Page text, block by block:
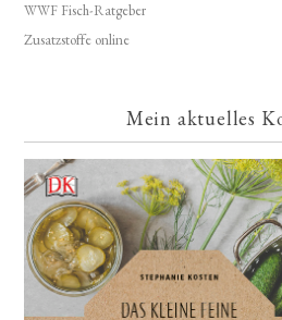
WWF Fisch-Ratgeber
Zusatzstoffe online
Mein aktuelles